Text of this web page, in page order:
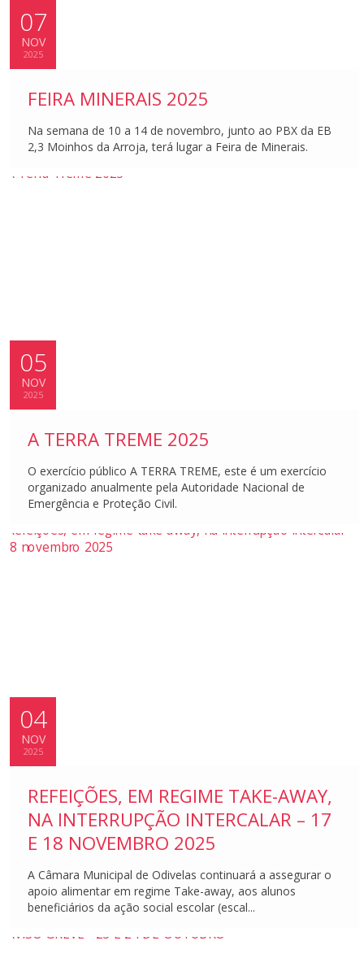
07
NOV
2025
FEIRA MINERAIS 2025
Na semana de 10 a 14 de novembro, junto ao PBX da EB
2,3 Moinhos da Arroja, terá lugar a Feira de Minerais.
05
NOV
2025
A TERRA TREME 2025
O exercício público A TERRA TREME, este é um exercício
organizado anualmente pela Autoridade Nacional de
Emergência e Proteção Civil.
04
NOV
2025
REFEIÇÕES, EM REGIME TAKE-AWAY,
NA INTERRUPÇÃO INTERCALAR – 17
E 18 NOVEMBRO 2025
A Câmara Municipal de Odivelas continuará a assegurar o
apoio alimentar em regime Take-away, aos alunos
beneficiários da ação social escolar (escal...